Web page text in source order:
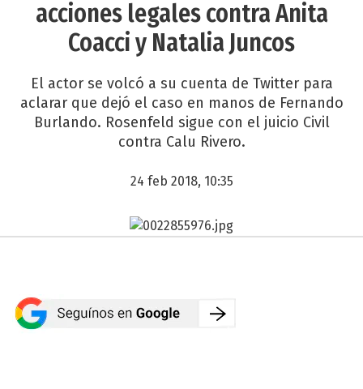
acciones legales contra Anita
Coacci y Natalia Juncos
El actor se volcó a su cuenta de Twitter para
aclarar que dejó el caso en manos de Fernando
Burlando. Rosenfeld sigue con el juicio Civil
contra Calu Rivero.
24 feb 2018, 10:35